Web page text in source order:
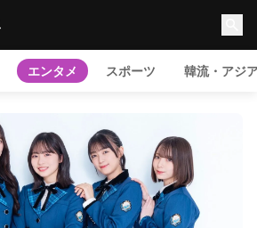
エンタメ スポーツ 韓流・アジ